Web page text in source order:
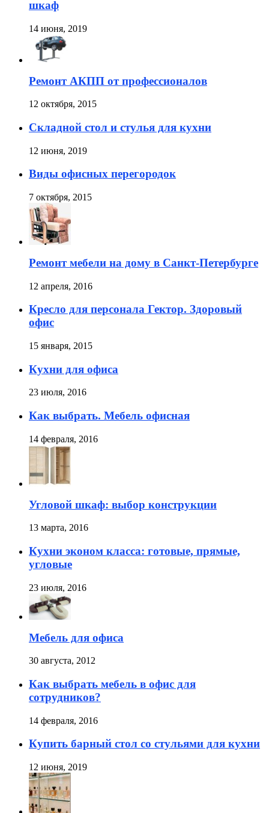
шкаф
14 июня, 2019
Ремонт АКПП от профессионалов
12 октября, 2015
Складной стол и стулья для кухни
12 июня, 2019
Виды офисных перегородок
7 октября, 2015
Ремонт мебели на дому в Санкт-Петербурге
12 апреля, 2016
Кресло для персонала Гектор. Здоровый
офис
15 января, 2015
Кухни для офиса
23 июля, 2016
Как выбрать. Мебель офисная
14 февраля, 2016
Угловой шкаф: выбор конструкции
13 марта, 2016
Кухни эконом класса: готовые, прямые,
угловые
23 июля, 2016
Мебель для офиса
30 августа, 2012
Как выбрать мебель в офис для
сотрудников?
14 февраля, 2016
Купить барный стол со стульями для кухни
12 июня, 2019